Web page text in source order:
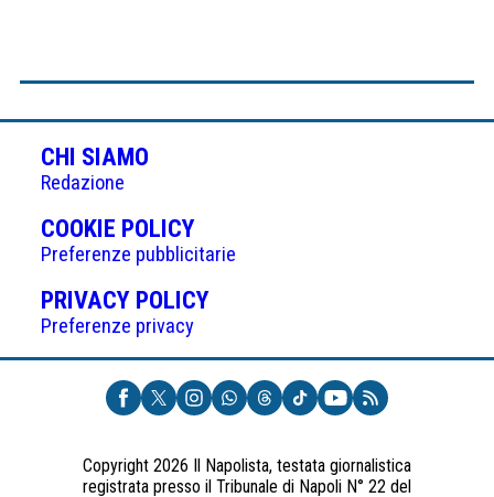
CHI SIAMO
Redazione
COOKIE POLICY(APRE
IN
UNA
NUOVA
Preferenze pubblicitarie
PRIVACY POLICY(APRE
UNA
NUOVA
SCHEDA)
Preferenze privacy
Copyright 2026 Il Napolista, testata giornalistica
registrata presso il Tribunale di Napoli N° 22 del